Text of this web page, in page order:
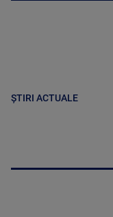
ȘTIRI ACTUALE